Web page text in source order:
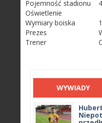
Pojemność stadionu
Oświetlenie
Wymiary boiska
Prezes
Trener
WYWIADY